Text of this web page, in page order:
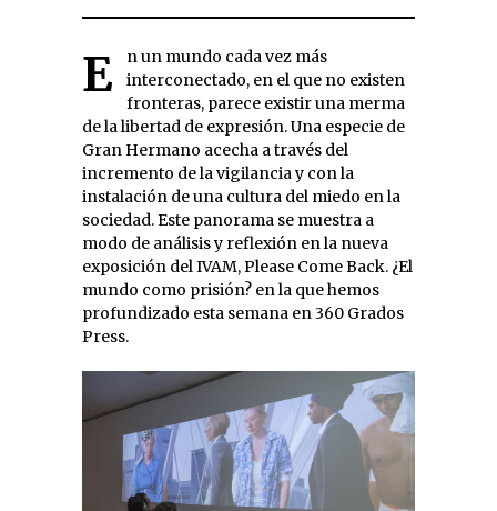
En un mundo cada vez más
interconectado, en el que no existen
fronteras, parece existir una merma
de la libertad de expresión. Una especie de
Gran Hermano acecha a través del
incremento de la vigilancia y con la
instalación de una cultura del miedo en la
sociedad. Este panorama se muestra a
modo de análisis y reflexión en la nueva
exposición del IVAM, Please Come Back. ¿El
mundo como prisión? en la que hemos
profundizado esta semana en 360 Grados
Press.